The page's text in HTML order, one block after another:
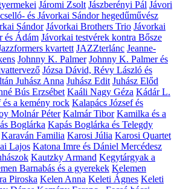
Járomi Zsolt Jászberényi Pál Jávori
és Jávorkai Sándor hegedűművész
Sándor Jávorkai Brothers Trio Jávorkai
és Ádám Jávorkai testvérek kontra Bősze
kvartett JAZZterlánc Jeanne-
Johnny K. Palmer Johnny K. Palmer és
Józsa Dávid, Révy László és
Juhász Anna Juhász Edit Juhász Előd
Bús Erzsébet Kaáli Nagy Géza Kádár L.
és a kemény rock Kalapács József és
Molnár Péter Kalmár Tibor Kamilka és a
Boglárka Kapás Boglárka és Telegdy
Karaván Familia Karosi Júlia Karosi Quartet
Lajos Katona Imre és Dániel Mercédesz
Kautzky Armand Kegytárgyak a
Barnabás és a gyerekek Kelemen
Piroska Kelen Anna Keleti Ágnes Keleti